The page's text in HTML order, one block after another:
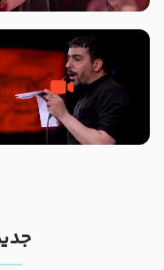
تک ، عبّاس، صاحب دل‌هاست –
حاج حنیف طاهری – عزاداری